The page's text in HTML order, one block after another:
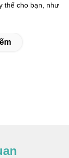
thế cho bạn, như